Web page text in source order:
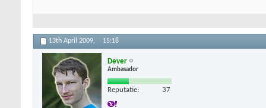
13th April 2009, 15:18
Dever
Ambasador
Reputatie: 37